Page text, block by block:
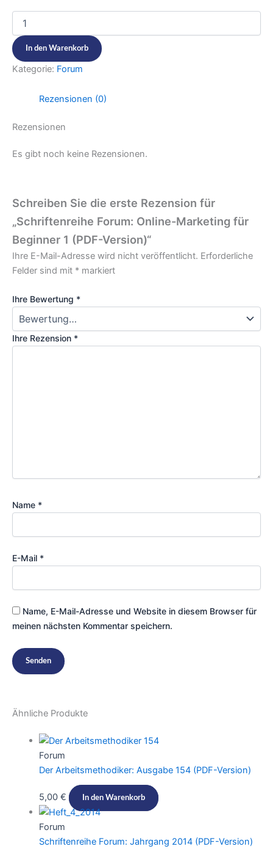
In den Warenkorb
Kategorie: Forum
Rezensionen (0)
Rezensionen
Es gibt noch keine Rezensionen.
Schreiben Sie die erste Rezension für
„Schriftenreihe Forum: Online-Marketing für
Beginner 1 (PDF-Version)“
Ihre E-Mail-Adresse wird nicht veröffentlicht. Erforderliche
Felder sind mit * markiert
Ihre Bewertung *
Ihre Rezension *
Name *
E-Mail *
Name, E-Mail-Adresse und Website in diesem Browser für
meinen nächsten Kommentar speichern.
Ähnliche Produkte
Forum
Der Arbeitsmethodiker: Ausgabe 154 (PDF-Version)
5,00 € In den Warenkorb
Forum
Schriftenreihe Forum: Jahrgang 2014 (PDF-Version)